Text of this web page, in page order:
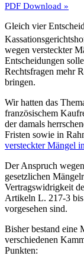
PDF Download »
Gleich vier
wegen versteckter
Entscheidungen
Rechtsfragen mehr
bringen.
Wir hatten das
französischem
der damals
Fristen sowie in
versteckter Mängel
Der Anspruch
gesetzlichen
Vertragswidrigkeit
Artikeln L. 217-3 bis
vorgesehen sind.
Bisher bestand eine
verschiedenen
Punkten: